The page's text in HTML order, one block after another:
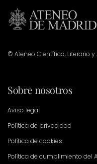
© Ateneo Científico, Literario
Sobre nosotros
Aviso legal
Política de privacidad
Política de cookies
Política de cumplimiento del